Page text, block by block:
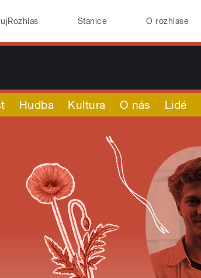
Stanice O rozhlase
Hudba Kultura O nás Lidé